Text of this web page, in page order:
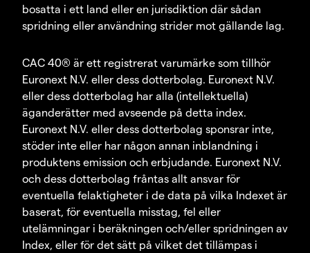
bosatta i ett land eller en jurisdiktion där sådan
spridning eller användning strider mot gällande lag.
CAC 40® är ett registrerat varumärke som tillhör
Euronext N.V. eller dess dotterbolag. Euronext N.V.
eller dess dotterbolag har alla (intellektuella)
äganderätter med avseende på detta index.
Euronext N.V. eller dess dotterbolag sponsrar inte,
stöder inte eller har någon annan inblandning i
produktens emission och erbjudande. Euronext N.V.
och dess dotterbolag fråntas allt ansvar för
eventuella felaktigheter i de data på vilka Indexet är
baserat, för eventuella misstag, fel eller
utelämningar i beräkningen och/eller spridningen av
Index, eller för det sätt på vilket det tillämpas i